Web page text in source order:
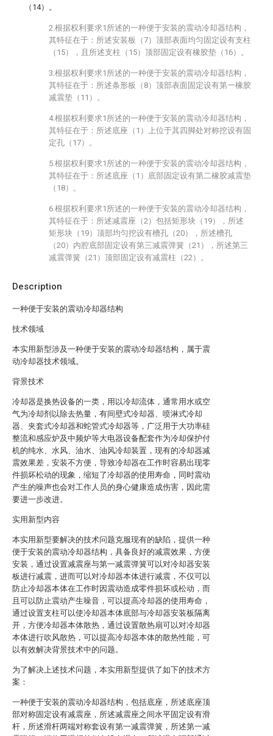
Description
一种便于安装的震动冷却器结构
技术领域
本实用新型涉及一种便于安装的震动冷却器结构，属于震
动冷却器技术领域。
背景技术
冷却器是换热设备的一类，用以冷却流体，通常用水或空
气为冷却剂以除去热量，有间壁式冷却器、喷淋式冷却
器、夹套式冷却器和蛇管式冷却器等，广泛用于大功率硅
整流和感应炉及中频炉等大电器设备配套作为冷却保护付
机的纯水、水风、油水、油风冷却装置，现有的冷却器减
震效果差，安装不方便，导致冷却器在工作时容易出现零
件损坏松动的现象，缩短了冷却器的使用寿命，同时震动
产生的噪声也会对工作人员的身心健康造成伤害，因此需
要进一步改进。
实用新型内容
本实用新型要解决的技术问题克服现有的缺陷，提供一种
便于安装的震动冷却器结构，具备良好的减震效果，方便
安装，通过设置减震座与第一减震弹簧可以对冷却器安装
板进行减震，进而可以对冷却器本体进行减震，不仅可以
防止冷却器本体在工作时因震动造成零件损坏或松动，而
且可以防止震动产生噪音，可以提高冷却器的使用寿命，
通过设置支柱可以使冷却器本体底部与冷却器安装板隔离
开，方便冷却器本体散热，通过设置散热扇可以对冷却器
本体进行吹风散热，可以提高冷却器本体的散热性能，可
以有效解决背景技术中的问题。
为了解决上述技术问题，本实用新型提供了如下的技术方
案：
一种便于安装的震动冷却器结构，包括底座，所述底座顶
部对称固定设有减震座，所述减震座之间水平固定设有滑
杆，所述滑杆两端对称套设有第一减震弹簧，所述第一减
（14）。
2.根据权利要求1所述的一种便于安装的震动冷却器结构，
其特征在于：所述安装板（7）顶部表面均匀固定设有支柱
（15），且所述支柱（15）顶部固定设有橡胶垫（16）。
3.根据权利要求1所述的一种便于安装的震动冷却器结构，
其特征在于：所述条形板（8）顶部表面固定设有第一橡胶
减震垫（11）。
4.根据权利要求1所述的一种便于安装的震动冷却器结构，
其特征在于：所述底座（1）上位于其四脚处对称挖设有固
定孔（17）。
5.根据权利要求1所述的一种便于安装的震动冷却器结构，
其特征在于：所述底座（1）底部固定设有第二橡胶减震垫
（18）。
6.根据权利要求1所述的一种便于安装的震动冷却器结构，
其特征在于：所述减震座（2）包括矩形块（19），所述
矩形块（19）顶部均匀挖设有槽孔（20），所述槽孔
（20）内腔底部固定设有第三减震弹簧（21），所述第三
减震弹簧（21）顶部固定设有减震柱（22）。